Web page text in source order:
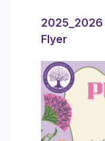
2025_2026
Flyer